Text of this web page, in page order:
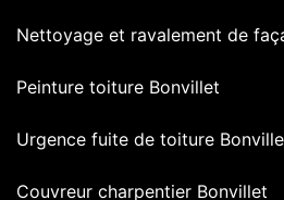
Nettoyage et ravalement de
Peinture toiture Bonvillet
Urgence fuite de toiture
Couvreur charpentier Bonvillet